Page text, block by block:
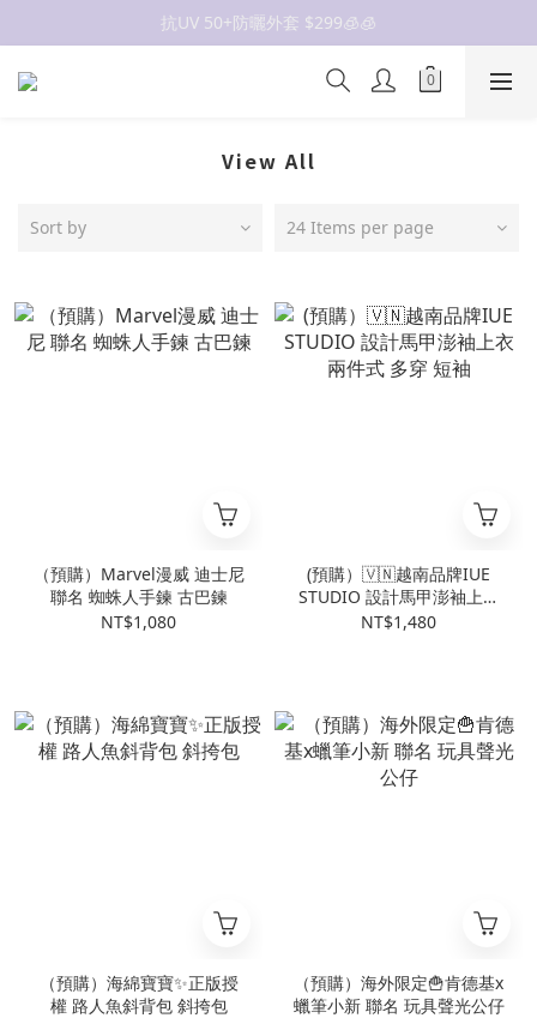
抗UV 50+防曬外套 $299🧊🧊
抗UV 50+防曬外套 $299🧊🧊
抗UV 50+防曬外套 $299🧊🧊
View All
Sort by 24 Items per page
（預購）Marvel漫威 迪士尼
聯名 蜘蛛人手鍊 古巴鍊
NT$1,080
(預購）🇻🇳越南品牌IUE
STUDIO 設計馬甲澎袖上衣
兩件式 多穿 短袖
NT$1,480
（預購）海綿寶寶✨正版授
權 路人魚斜背包 斜挎包
（預購）海外限定🍟肯德基x
蠟筆小新 聯名 玩具聲光公仔